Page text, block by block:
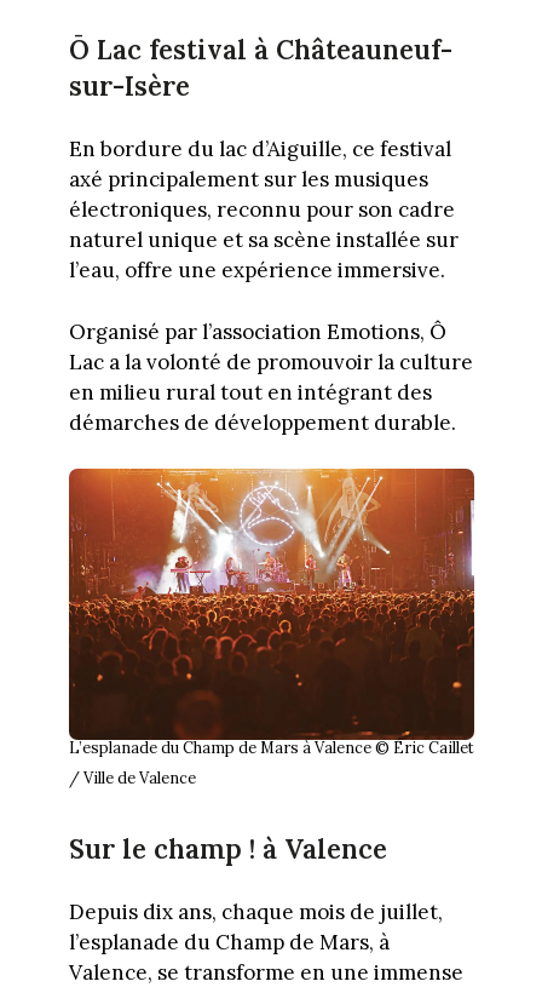
Ō Lac festival à Châteauneuf-
sur-Isère
En bordure du lac d’Aiguille, ce festival
axé principalement sur les musiques
électroniques, reconnu pour son cadre
naturel unique et sa scène installée sur
l’eau, offre une expérience immersive.
Organisé par l’association Emotions, Ô
Lac a la volonté de promouvoir la culture
en milieu rural tout en intégrant des
démarches de développement durable.
L’esplanade du Champ de Mars à Valence © Éric Caillet
/ Ville de Valence
Sur le champ ! à Valence
Depuis dix ans, chaque mois de juillet,
l’esplanade du Champ de Mars, à
Valence, se transforme en une immense